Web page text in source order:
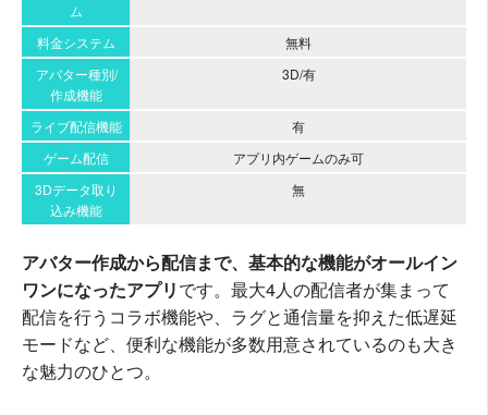
ム
料金システム
無料
アバター種別/
作成機能
3D/有
ライブ配信機能
有
ゲーム配信
アプリ内ゲームのみ可
3Dデータ取り
込み機能
無
アバター作成から配信まで、基本的な機能がオールイン
ワンになったアプリです。最大4人の配信者が集まって
配信を行うコラボ機能や、ラグと通信量を抑えた低遅延
モードなど、便利な機能が多数用意されているのも大き
な魅力のひとつ。